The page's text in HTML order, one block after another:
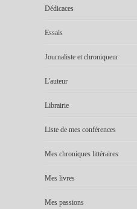
Dédicaces
Essais
Journaliste et chroniqueur
L'auteur
Librairie
Liste de mes conférences
Mes chroniques littéraires
Mes livres
Mes passions